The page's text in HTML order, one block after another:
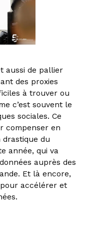
aussi de pallier
des proxies
à trouver ou
c’est souvent le
sociales. Ce
compenser en
du
année, qui va
auprès des
Et là encore,
accélérer et